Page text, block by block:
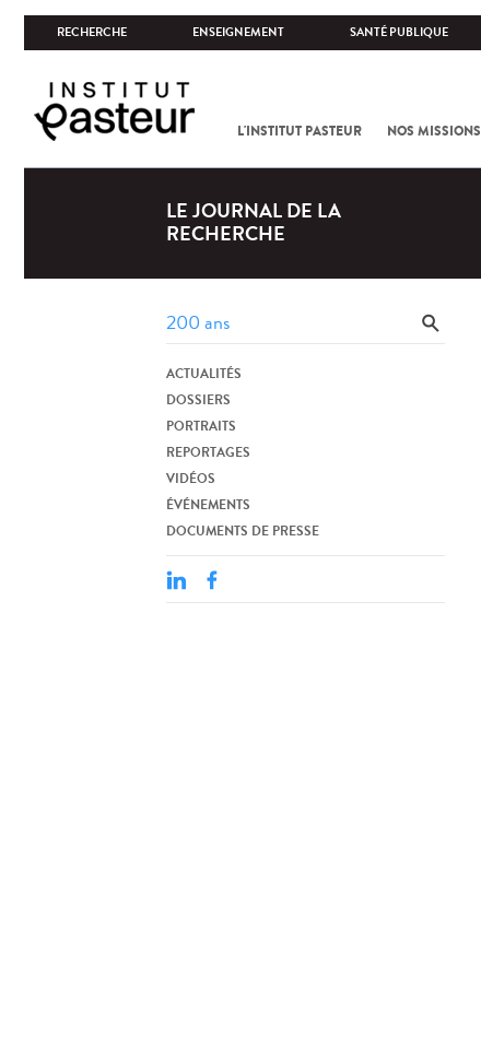
RECHERCHE ENSEIGNEMENT SANTÉ PUBLIQUE
L'INSTITUT PASTEUR NOS MISSIONS
LE JOURNAL DE LA
RECHERCHE
ACTUALITÉS
DOSSIERS
PORTRAITS
REPORTAGES
VIDÉOS
ÉVÉNEMENTS
DOCUMENTS DE PRESSE